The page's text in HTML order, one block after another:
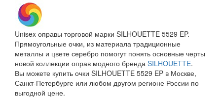
Unisex оправы торговой марки SILHOUETTE 5529 EP.
Прямоугольные очки, из материала традиционные
металлы и цвете серебро помогут понять основные черты
новой коллекции оправ модного бренда SILHOUETTE.
Вы можете купить очки SILHOUETTE 5529 EP в Москве,
Санкт-Петербурге или любом другом регионе России по
выгодной цене.